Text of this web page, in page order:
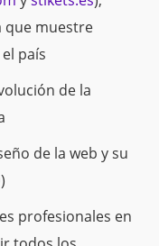
que muestre
país
de la
de la web y su
profesionales en